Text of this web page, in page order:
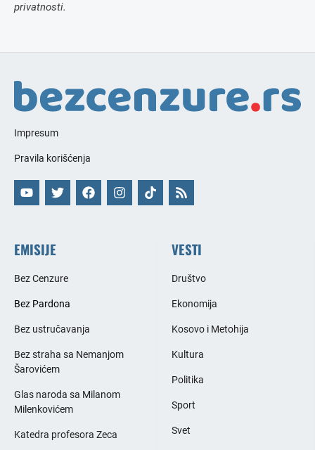
privatnosti.
Impresum
Pravila korišćenja
EMISIJE
Bez Cenzure
Bez Pardona
Bez ustručavanja
Bez straha sa Nemanjom
Šarovićem
Glas naroda sa Milanom
Milenkovićem
Katedra profesora Zeca
VESTI
Društvo
Ekonomija
Kosovo i Metohija
Kultura
Politika
Sport
Svet